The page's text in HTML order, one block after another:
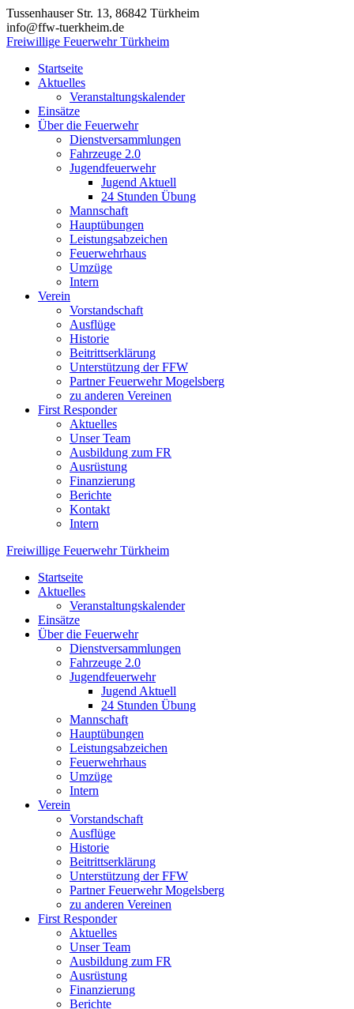
Zum
Inhalt
springen
Tussenhauser Str. 13, 86842 Türkheim
info@ffw-tuerkheim.de
Freiwillige Feuerwehr Türkheim
Startseite
Aktuelles
Veranstaltungskalender
Einsätze
Über die Feuerwehr
Dienstversammlungen
Fahrzeuge 2.0
Jugendfeuerwehr
Jugend Aktuell
24 Stunden Übung
Mannschaft
Hauptübungen
Leistungsabzeichen
Feuerwehrhaus
Umzüge
Intern
Verein
Vorstandschaft
Ausflüge
Historie
Beitrittserklärung
Unterstützung der FFW
Partner Feuerwehr Mogelsberg
zu anderen Vereinen
First Responder
Aktuelles
Unser Team
Ausbildung zum FR
Ausrüstung
Finanzierung
Berichte
Kontakt
Intern
Freiwillige Feuerwehr Türkheim
Startseite
Aktuelles
Veranstaltungskalender
Einsätze
Über die Feuerwehr
Dienstversammlungen
Fahrzeuge 2.0
Jugendfeuerwehr
Jugend Aktuell
24 Stunden Übung
Mannschaft
Hauptübungen
Leistungsabzeichen
Feuerwehrhaus
Umzüge
Intern
Verein
Vorstandschaft
Ausflüge
Historie
Beitrittserklärung
Unterstützung der FFW
Partner Feuerwehr Mogelsberg
zu anderen Vereinen
First Responder
Aktuelles
Unser Team
Ausbildung zum FR
Ausrüstung
Finanzierung
Berichte